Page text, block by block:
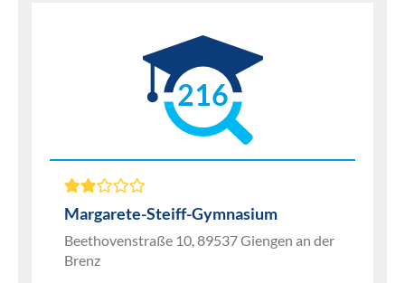
216
Margarete-Steiff-Gymnasium
Beethovenstraße 10, 89537 Giengen an der
Brenz